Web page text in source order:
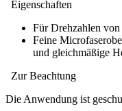
Eigenschaften
Für Drehzahlen
Feine
und gleichmäßige
Zur Beachtung
Die Anwendung ist